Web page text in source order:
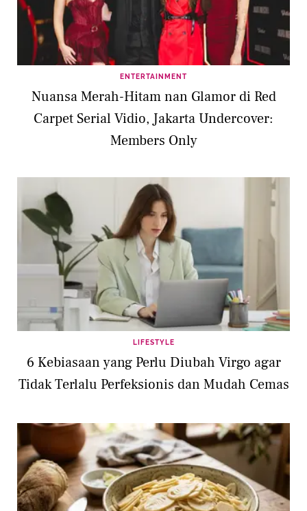
ENTERTAINMENT
Nuansa Merah-Hitam nan Glamor di Red
Carpet Serial Vidio, Jakarta Undercover:
Members Only
LIFESTYLE
6 Kebiasaan yang Perlu Diubah Virgo agar
Tidak Terlalu Perfeksionis dan Mudah Cemas